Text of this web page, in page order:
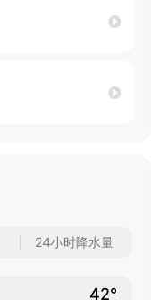
24小时降水量
42°